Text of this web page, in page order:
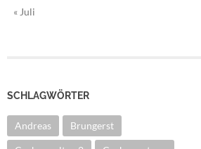
« Juli
SCHLAGWÖRTER
Andreas Brungerst